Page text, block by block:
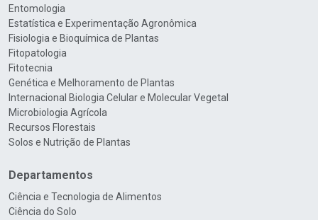
Entomologia
Estatística e Experimentação Agronômica
Fisiologia e Bioquímica de Plantas
Fitopatologia
Fitotecnia
Genética e Melhoramento de Plantas
Internacional Biologia Celular e Molecular Vegetal
Microbiologia Agrícola
Recursos Florestais
Solos e Nutrição de Plantas
Departamentos
Ciência e Tecnologia de Alimentos
Ciência do Solo